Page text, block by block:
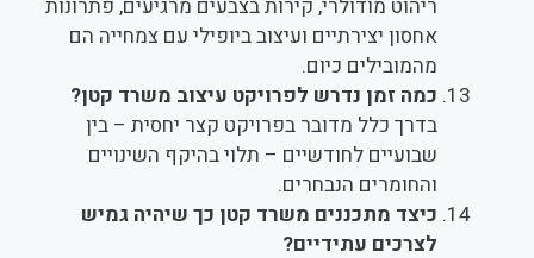
ריהוט מודולרי, קירות בצבעים מרגיעים, פתרונות
אחסון יצירתיים ועיצוב ביופילי עם צמחייה הם
מהמובילים כיום.
כמה זמן נדרש לפרויקט עיצוב משרד קטן?
בדרך כלל מדובר בפרויקט קצר יחסית – בין
שבועיים לחודשיים – תלוי בהיקף השינויים
והחומרים הנבחרים.
כיצד מתכננים משרד קטן כך שיהיה גמיש
לצרכים עתידיים?